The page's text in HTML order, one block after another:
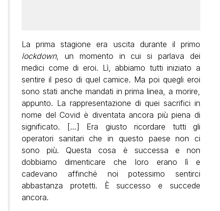
La prima stagione era uscita durante il primo
lockdown, un momento in cui si parlava dei
medici come di eroi. Lì, abbiamo tutti iniziato a
sentire il peso di quel camice. Ma poi quegli eroi
sono stati anche mandati in prima linea, a morire,
appunto. La rappresentazione di quei sacrifici in
nome del Covid è diventata ancora più piena di
significato. […] Era giusto ricordare tutti gli
operatori sanitari che in questo paese non ci
sono più. Questa cosa è successa e non
dobbiamo dimenticare che loro erano lì e
cadevano affinché noi potessimo sentirci
abbastanza protetti. È successo e succede
ancora.